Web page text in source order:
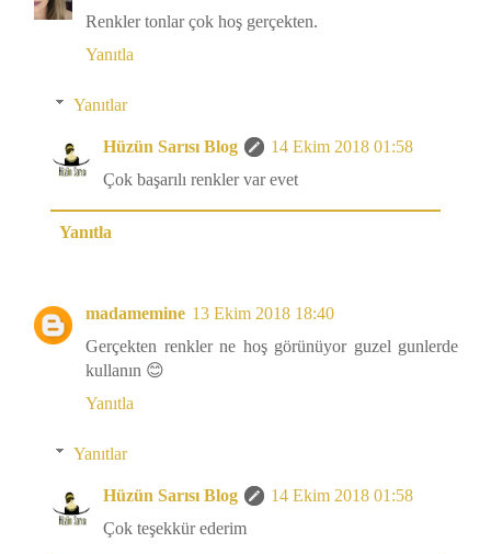
Renkler tonlar çok hoş gerçekten.
Yanıtla
Yanıtlar
Hüzün Sarısı Blog
14 Ekim 2018 01:58
Çok başarılı renkler var evet
Yanıtla
madamemine 13 Ekim 2018 18:40
Gerçekten renkler ne hoş görünüyor guzel gunlerde
kullanın 😊
Yanıtla
Yanıtlar
Hüzün Sarısı Blog
14 Ekim 2018 01:58
Çok teşekkür ederim